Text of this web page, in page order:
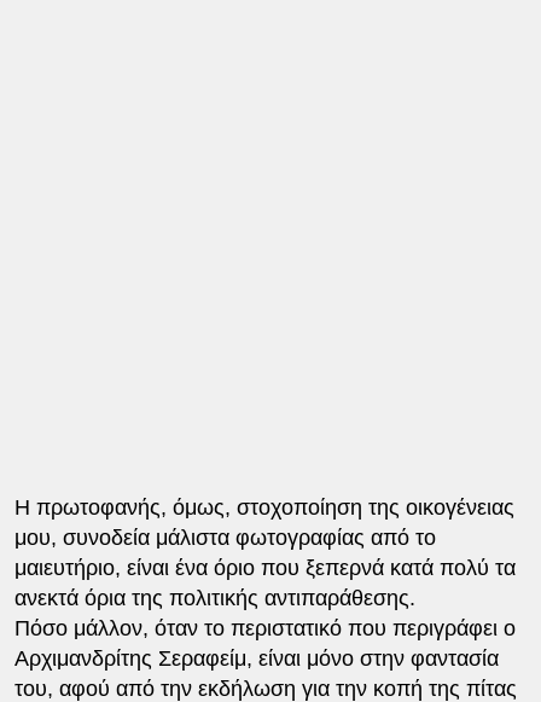
Η πρωτοφανής, όμως, στοχοποίηση της οικογένειας
μου, συνοδεία μάλιστα φωτογραφίας από το
μαιευτήριο, είναι ένα όριο που ξεπερνά κατά πολύ τα
ανεκτά όρια της πολιτικής αντιπαράθεσης.
Πόσο μάλλον, όταν το περιστατικό που περιγράφει ο
Αρχιμανδρίτης Σεραφείμ, είναι μόνο στην φαντασία
του, αφού από την εκδήλωση για την κοπή της πίτας